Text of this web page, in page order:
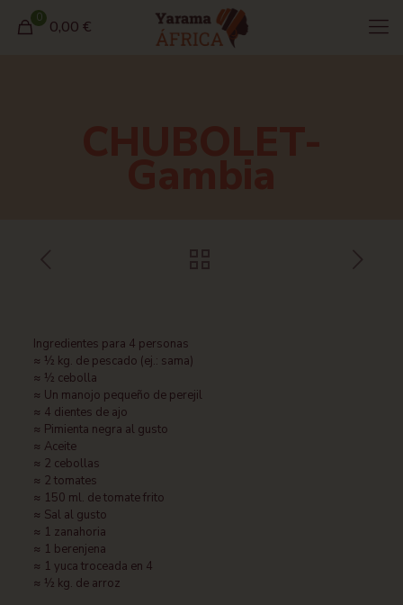
0 0,00 €
Ingredientes para 4 personas
≈ ½ kg. de pescado (ej.: sama)
≈ ½ cebolla
≈ Un manojo pequeño de perejil
≈ 4 dientes de ajo
≈ Pimienta negra al gusto
≈ Aceite
≈ 2 cebollas
≈ 2 tomates
≈ 150 ml. de tomate frito
≈ Sal al gusto
≈ 1 zanahoria
≈ 1 berenjena
≈ 1 yuca troceada en 4
≈ ½ kg. de arroz